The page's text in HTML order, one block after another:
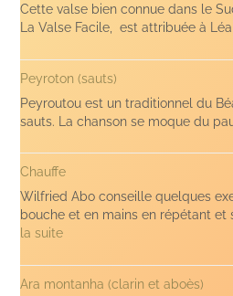
Cette valse bien connue dans le
La Valse Facile, est attribuée à Léa
Peyroton (sauts)
Peyroutou est un traditionnel du
sauts. La chanson se moque du
Chauffe
Wilfried Abo conseille quelques
bouche et en mains en répétant et
la suite:
Ara montanha (clarin et aboès)